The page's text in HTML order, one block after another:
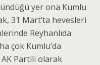
yer ona Kumlu
31 Mart’ta hevesleri
Reyhanlıda
çok Kumlu’da
AK Partili olarak